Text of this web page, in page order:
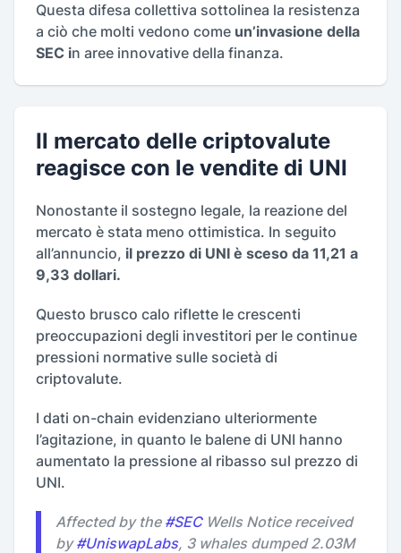
Questa difesa collettiva sottolinea la resistenza
a ciò che molti vedono come un’invasione della
SEC in aree innovative della finanza.
Il mercato delle criptovalute
reagisce con le vendite di UNI
Nonostante il sostegno legale, la reazione del
mercato è stata meno ottimistica. In seguito
all’annuncio, il prezzo di UNI è sceso da 11,21 a
9,33 dollari.
Questo brusco calo riflette le crescenti
preoccupazioni degli investitori per le continue
pressioni normative sulle società di
criptovalute.
I dati on-chain evidenziano ulteriormente
l’agitazione, in quanto le balene di UNI hanno
aumentato la pressione al ribasso sul prezzo di
UNI.
Affected by the #SECWells Notice received
by#UniswapLabs, 3 whales dumped 2.03M